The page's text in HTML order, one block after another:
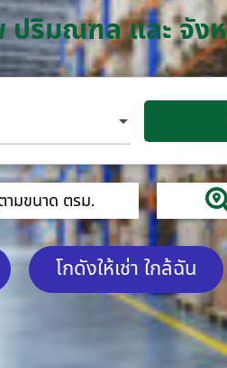
ปริมณฑล และ จั
ามขนาด ตรม.
โกดังให้เช่า ใกล้ฉัน